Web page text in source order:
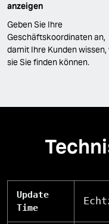
anzeigen
Geben Sie Ihre
Geschäftskoordinaten an,
damit Ihre Kunden wissen,
sie Sie finden können.
Update
Time